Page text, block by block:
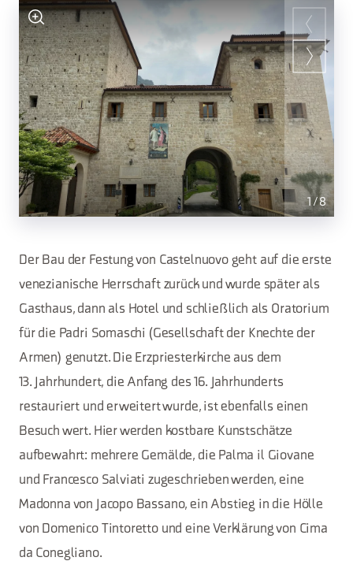
1 /8
Der Bau der Festung von Castelnuovo geht auf die erste
venezianische Herrschaft zurück und wurde später als
Gasthaus, dann als Hotel und schließlich als Oratorium
für die Padri Somaschi (Gesellschaft der Knechte der
Armen) genutzt. Die Erzpriesterkirche aus dem
13. Jahrhundert, die Anfang des 16. Jahrhunderts
restauriert und erweitert wurde, ist ebenfalls einen
Besuch wert. Hier werden kostbare Kunstschätze
aufbewahrt: mehrere Gemälde, die Palma il Giovane
und Francesco Salviati zugeschrieben werden, eine
Madonna von Jacopo Bassano, ein Abstieg in die Hölle
von Domenico Tintoretto und eine Verklärung von Cima
da Conegliano.